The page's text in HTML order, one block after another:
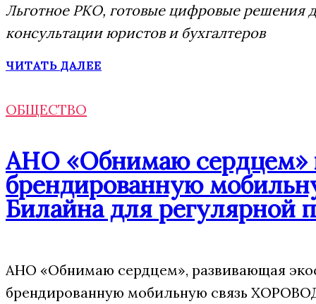
Льготное РКО, готовые цифровые решения
консультации юристов и бухгалтеров
ЧИТАТЬ ДАЛЕЕ
ОБЩЕСТВО
АНО «Обнимаю сердцем»
брендированную
Билайна для регулярной
АНО «Обнимаю сердцем», развивающая
брендированную мобильную связь